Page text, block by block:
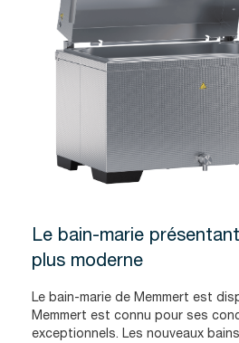
Le bain-marie
plus moderne
Le bain-marie de Memmert est
Memmert est connu pour ses
exceptionnels. Les nouveaux